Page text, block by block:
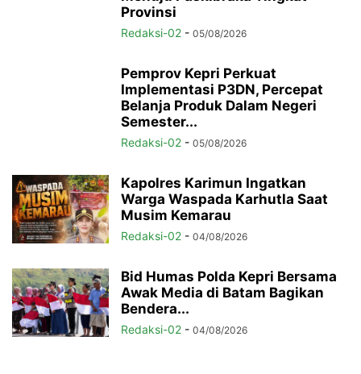
Provinsi
Redaksi-02 - 05/08/2026
Pemprov Kepri Perkuat
Implementasi P3DN, Percepat
Belanja Produk Dalam Negeri
Semester...
Redaksi-02 - 05/08/2026
Kapolres Karimun Ingatkan
Warga Waspada Karhutla Saat
Musim Kemarau
Redaksi-02 - 04/08/2026
Bid Humas Polda Kepri Bersama
Awak Media di Batam Bagikan
Bendera...
Redaksi-02 - 04/08/2026